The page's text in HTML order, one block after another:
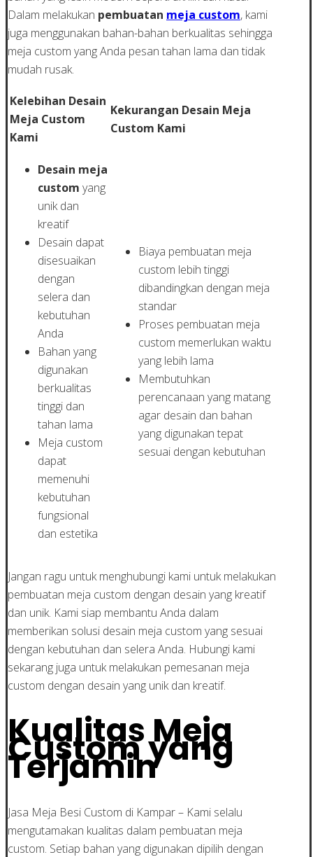
Dalam melakukan pembuatan meja custom, kami
juga menggunakan bahan-bahan berkualitas sehingga
meja custom yang Anda pesan tahan lama dan tidak
mudah rusak.
Kelebihan Desain
Meja Custom
Kami
Kekurangan Desain Meja
Custom Kami
Desain meja
custom yang
unik dan
kreatif
Desain dapat
disesuaikan
dengan
selera dan
kebutuhan
Anda
Bahan yang
digunakan
berkualitas
tinggi dan
tahan lama
Meja custom
dapat
memenuhi
kebutuhan
fungsional
dan estetika
Biaya pembuatan meja
custom lebih tinggi
dibandingkan dengan meja
standar
Proses pembuatan meja
custom memerlukan waktu
yang lebih lama
Membutuhkan
perencanaan yang matang
agar desain dan bahan
yang digunakan tepat
sesuai dengan kebutuhan
Jangan ragu untuk menghubungi kami untuk melakukan
pembuatan meja custom dengan desain yang kreatif
dan unik. Kami siap membantu Anda dalam
memberikan solusi desain meja custom yang sesuai
dengan kebutuhan dan selera Anda. Hubungi kami
sekarang juga untuk melakukan pemesanan meja
custom dengan desain yang unik dan kreatif.
Kualitas Meja
Custom yang
Terjamin
Jasa Meja Besi Custom di Kampar – Kami selalu
mengutamakan kualitas dalam pembuatan meja
custom. Setiap bahan yang digunakan dipilih dengan